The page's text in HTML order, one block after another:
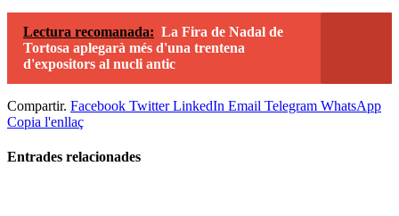
Lectura recomanada: La Fira de Nadal de
Tortosa aplegarà més d'una trentena
d'expositors al nucli antic
Compartir. Facebook Twitter LinkedIn Email Telegram WhatsApp
Copia l'enllaç
Entrades relacionades